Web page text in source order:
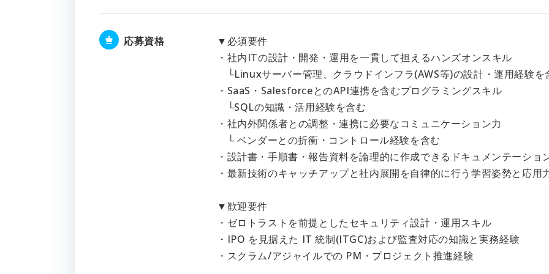
応募資格
▼必須要件
・社内ITの設計・開発・運用を一貫して担えるハンズオンスキル
└Linuxサーバー管理、クラウドインフラ(AWS等)の設計・運用経験を
・SaaS・SalesforceとのAPI連携を含むプログラミングスキル
└SQLの知識・活用経験を含む
・社内外関係者との調整・連携に必要なコミュニケーション力
└ ベンダーとの折衝・コントロール経験を含む
・設計書・手順書・報告資料を論理的に作成できるドキュメンテーショ
・最新技術のキャッチアップと社内展開を自律的に行う学習姿勢と応用
▼歓迎要件
・ゼロトラストを前提としたセキュリティ設計・運用スキル
・IPO を見据えた IT 統制(ITGC)および監査対応の知識と実務経験
・スクラム/アジャイルでの PM・プロジェクト推進経験